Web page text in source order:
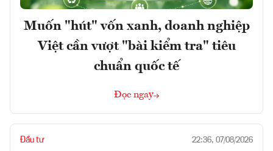
Muốn "hút" vốn xanh, doanh nghiệp
Việt cần vượt "bài kiểm tra" tiêu
chuẩn quốc tế
Đọc ngay
Đầu tư 22:36, 07/08/2026